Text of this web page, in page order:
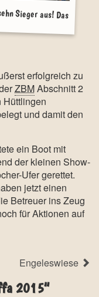
Sieger aus! Das
Team der ZBM
sich den Pokal!
erfolgreich zu
ZBMAbschnitt 2
Hüttlingen
und damit den
ein Boot mit
der kleinen Show-
Ufer gerettet.
jetzt einen
Betreuer ins Zeug
für Aktionen auf
Engeleswiese
2015“